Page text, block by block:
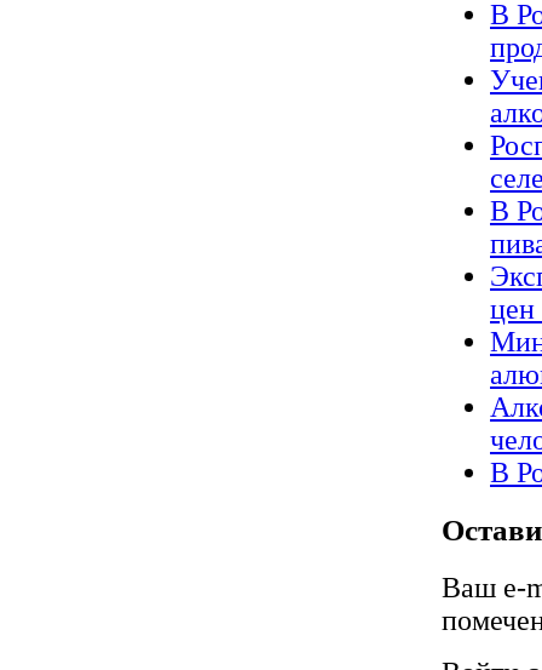
В
В
цен
В
Ваш e-